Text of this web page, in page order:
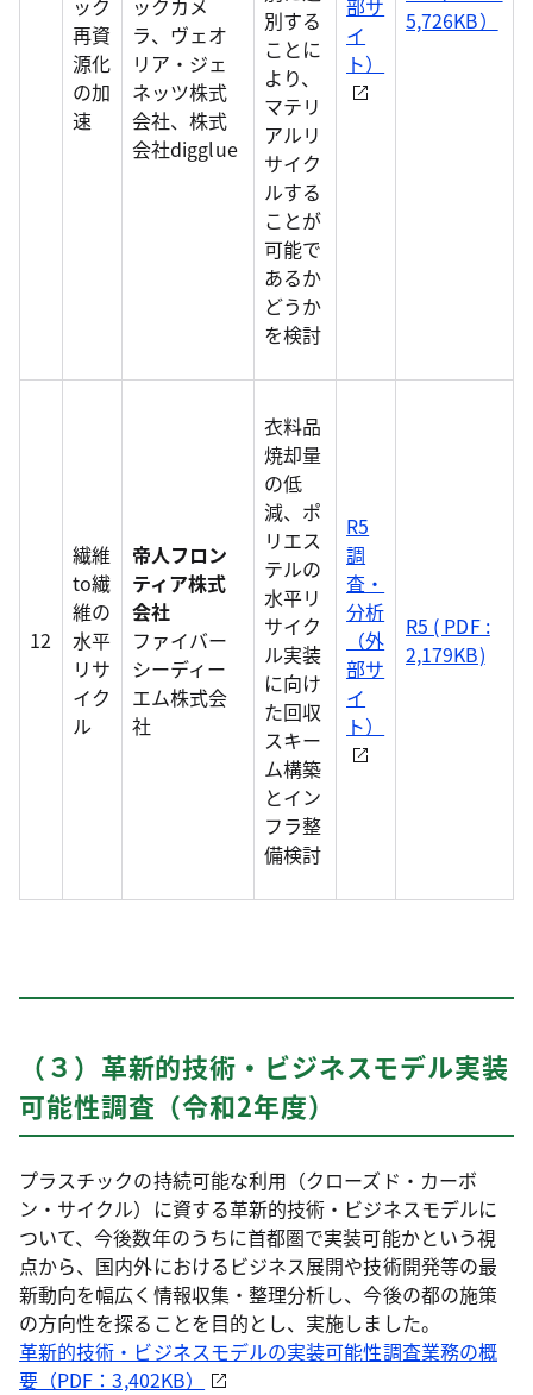
ック
再資
源化
の加
速
ックカメ
ラ、ヴェオ
リア・ジェ
ネッツ株式
会社、株式
会社digglue
別する
ことに
より、
マテリ
アルリ
サイク
ルする
ことが
可能で
あるか
どうか
を検討
部サ
イ
ト）
5,726KB）
12
繊維
to繊
維の
水平
リサ
イク
ル
帝人フロン
ティア株式
会社
ファイバー
シーディー
エム株式会
社
衣料品
焼却量
の低
減、ポ
リエス
テルの
水平リ
サイク
ル実装
に向け
た回収
スキー
ム構築
とイン
フラ整
備検討
R5
調
査・
分析
（外
部サ
イ
ト）
R5 ( PDF :
2,179KB)
（３）革新的技術・ビジネスモデル実装
可能性調査（令和2年度）
プラスチックの持続可能な利用（クローズド・カーボ
ン・サイクル）に資する革新的技術・ビジネスモデルに
ついて、今後数年のうちに首都圏で実装可能かという視
点から、国内外におけるビジネス展開や技術開発等の最
新動向を幅広く情報収集・整理分析し、今後の都の施策
の方向性を探ることを目的とし、実施しました。
革新的技術・ビジネスモデルの実装可能性調査業務の概
要（PDF：3,402KB）